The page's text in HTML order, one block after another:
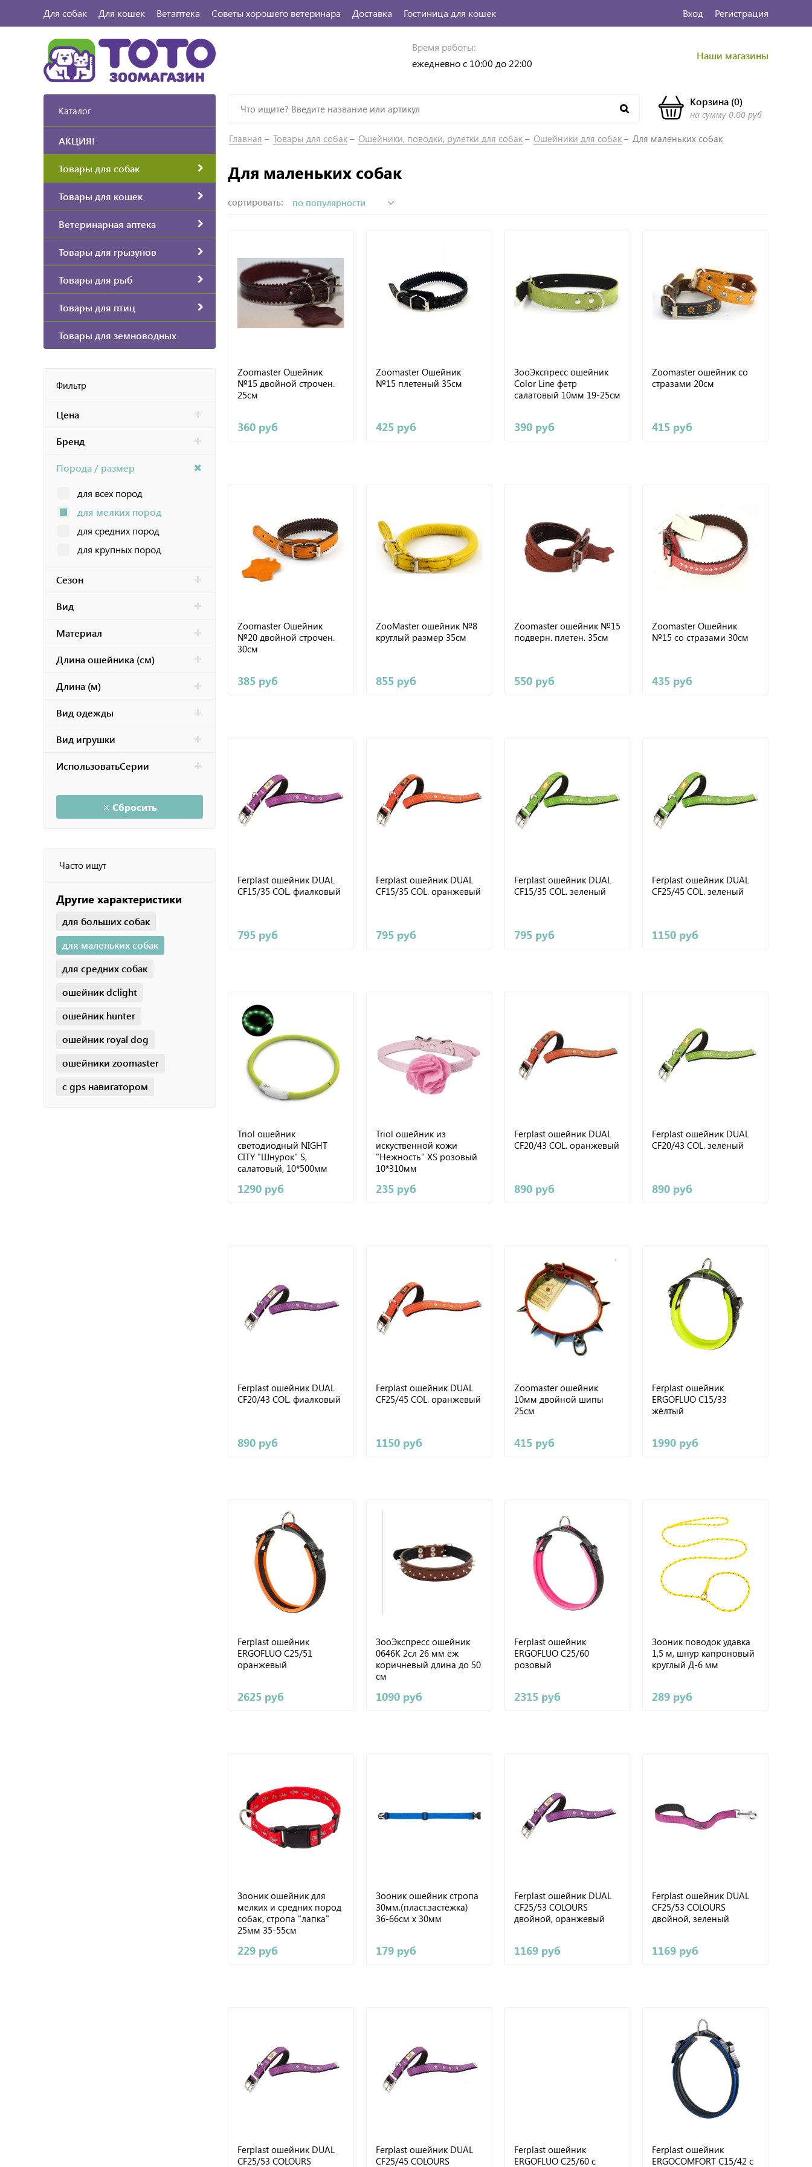
Для собак Для кошек Ветаптека Советы хорошего ветеринара Доставка Гостиница для кошек Вход Регистрация
Время работы:
ежедневно с 10:00 до 22:00
Наши магазины
Корзина(0)
на сумму 0.00 руб
Каталог
АКЦИЯ!
Товары для собак
Товары для кошек
Ветеринарная аптека
Товары для грызунов
Товары для рыб
Товары для птиц
Товары для земноводных
Фильтр
Цена
Бренд
Порода / размер
для всех пород
для мелких пород
для средних пород
для крупных пород
Сезон
Вид
Материал
Длина ошейника (см)
Длина (м)
Вид одежды
Вид игрушки
ИспользоватьСерии
Сбросить
Часто ищут
Другие характеристики
для больших собак
для маленьких собак
для средних собак
ошейник dclight
ошейник hunter
ошейник royal dog
ошейники zoomaster
с gps навигатором
Главная Товары для собак Ошейники, поводки, рулетки для собак Ошейники для собак Для маленьких собак
Для маленьких собак
сортировать:
Zoomaster Ошейник
№15 двойной строчен.
25см
360 руб
Zoomaster Ошейник
№15 плетеный 35см
425 руб
ЗооЭкспресс ошейник
Color Line фетр
салатовый 10мм 19-25см
390 руб
Zoomaster ошейник со
стразами 20см
415 руб
Zoomaster Ошейник
№20 двойной строчен.
30см
385 руб
ZooMaster ошейник №8
круглый размер 35см
855 руб
Zoomaster ошейник №15
подверн. плетен. 35см
550 руб
Zoomaster Ошейник
№15 со стразами 30см
435 руб
Ferplast ошейник DUAL
CF15/35 COL. фиалковый
795 руб
Ferplast ошейник DUAL
CF15/35 COL. оранжевый
795 руб
Ferplast ошейник DUAL
CF15/35 COL. зеленый
795 руб
Ferplast ошейник DUAL
CF25/45 COL. зеленый
1150 руб
Triol ошейник
светодиодный NIGHT
CITY "Шнурок" S,
салатовый, 10*500мм
1290 руб
Triol ошейник из
искуственной кожи
"Нежность" XS розовый
10*310мм
235 руб
Ferplast ошейник DUAL
CF20/43 COL. оранжевый
890 руб
Ferplast ошейник DUAL
CF20/43 COL. зелёный
890 руб
Ferplast ошейник DUAL
CF20/43 COL. фиалковый
890 руб
Ferplast ошейник DUAL
CF25/45 COL. оранжевый
1150 руб
Zoomaster ошейник
10мм двойной шипы
25см
415 руб
Ferplast ошейник
ERGOFLUO C15/33
жёлтый
1990 руб
Ferplast ошейник
ERGOFLUO C25/51
оранжевый
2625 руб
ЗооЭкспресс ошейник
0646К 2сл 26 мм ёж
коричневый длина до 50
см
1090 руб
Ferplast ошейник
ERGOFLUO C25/60
розовый
2315 руб
Зооник поводок удавка
1,5 м, шнур капроновый
круглый Д-6 мм
289 руб
Зооник ошейник для
мелких и средних пород
собак, стропа "лапка"
25мм 35-55см
229 руб
Зооник ошейник стропа
30мм.(пласт.застёжка)
36-66см х 30мм
179 руб
Ferplast ошейник DUAL
CF25/53 COLOURS
двойной, оранжевый
1169 руб
Ferplast ошейник DUAL
CF25/53 COLOURS
двойной, зеленый
1169 руб
Ferplast ошейник DUAL
CF25/53 COLOURS
Ferplast ошейник DUAL
CF25/45 COLOURS
Ferplast ошейник
ERGOFLUO C25/60 с
Ferplast ошейник
ERGOCOMFORT C15/42 с